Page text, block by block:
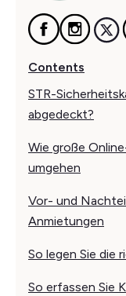
Contents
STR-
abgedeckt?
Wie große
umgehen
Vor- und
Anmietungen
So legen Sie die
So erfassen Sie